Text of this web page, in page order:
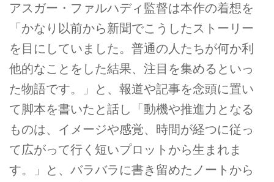
アスガー・ファルハディ監督は本作の着想を
「かなり以前から新聞でこうしたストーリー
を目にしていました。普通の人たちが何か利
他的なことをした結果、注目を集めるといっ
た物語です。」と、報道や記事を念頭に置い
て脚本を書いたと話し「動機や推進力となる
ものは、イメージや感覚、時間が経つに従っ
て広がって行く短いプロットから生まれま
す。」と、バラバラに書き留めたノートから